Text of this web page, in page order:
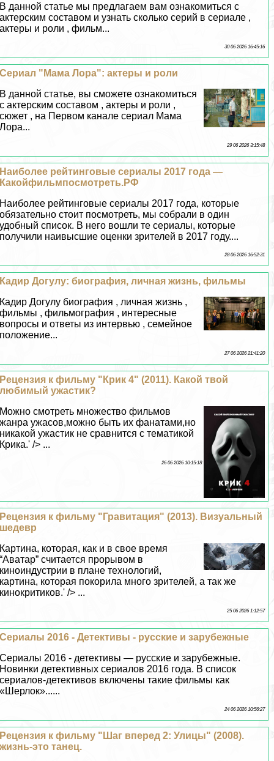
В данной статье мы предлагаем вам ознакомиться с
актерским составом и узнать сколько серий в сериале ,
актеры и роли , фильм...
30 06 2026 16:45:16
Сериал "Мама Лора": актеры и роли
В данной статье, вы сможете ознакомиться
с актерским составом , актеры и роли ,
сюжет , на Первом канале сериал Мама
Лора...
29 06 2026 3:15:48
Наиболее рейтинговые сериалы 2017 года —
Какойфильмпосмотреть.РФ
Наиболее рейтинговые сериалы 2017 года, которые
обязательно стоит посмотреть, мы собрали в один
удобный список. В него вошли те сериалы, которые
получили наивысшие оценки зрителей в 2017 году....
28 06 2026 16:52:31
Кадир Догулу: биография, личная жизнь, фильмы
Кадир Догулу биография , личная жизнь ,
фильмы , фильмография , интересные
вопросы и ответы из интервью , семейное
положение...
27 06 2026 21:41:20
Рецензия к фильму "Крик 4" (2011). Какой твой
любимый ужастик?
Можно смотреть множество фильмов
жанра ужасов,можно быть их фанатами,но
никакой ужастик не сравнится с тематикой
Крика.' /> ...
26 06 2026 10:15:18
Рецензия к фильму "Гравитация" (2013). Визуальный
шедевр
Картина, которая, как и в свое время
“Аватар” считается прорывом в
киноиндустрии в плане технологий,
картина, которая покорила много зрителей, а так же
кинокритиков.' /> ...
25 06 2026 1:12:57
Сериалы 2016 - Детективы - русские и зарубежные
Сериалы 2016 - детективы — русские и зарубежные.
Новинки детективных сериалов 2016 года. В список
сериалов-детективов включены такие фильмы как
«Шерлок»......
24 06 2026 10:56:27
Рецензия к фильму "Шаг вперед 2: Улицы" (2008).
жизнь-это танец.